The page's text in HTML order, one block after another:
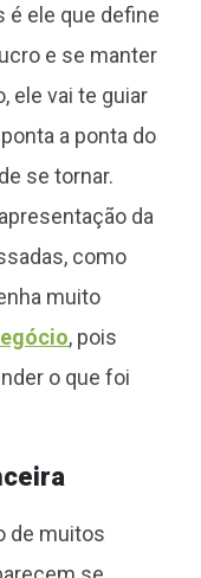
é ele que define
e se manter
ele vai te guiar
a ponta do
se tornar.
da
como
muito
, pois
o que foi
de muitos